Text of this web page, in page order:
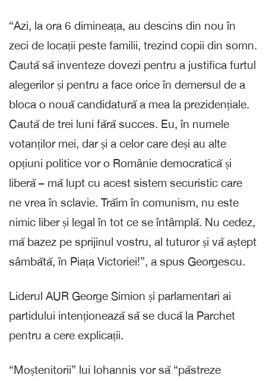
“Azi, la ora 6 dimineața, au descins din nou în
zeci de locații peste familii, trezind copii din somn.
Caută să inventeze dovezi pentru a justifica furtul
alegerilor și pentru a face orice în demersul de a
bloca o nouă candidatură a mea la prezidențiale.
Caută de trei luni fără succes. Eu, în numele
votanților mei, dar și a celor care deși au alte
opțiuni politice vor o Românie democratică și
liberă – mă lupt cu acest sistem securistic care
ne vrea în sclavie. Trăim în comunism, nu este
nimic liber și legal în tot ce se întâmplă. Nu cedez,
mă bazez pe sprijinul vostru, al tuturor și vă aștept
sâmbătă, în Piața Victoriei!”, a spus Georgescu.
Liderul AUR George Simion și parlamentari ai
partidului intenționează să se ducă la Parchet
pentru a cere explicații.
“Moștenitorii” lui Iohannis vor să “păstreze